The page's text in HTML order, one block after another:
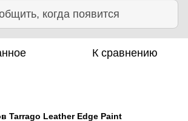
когда появится
К сравнению
Tarrago Leather Edge Paint